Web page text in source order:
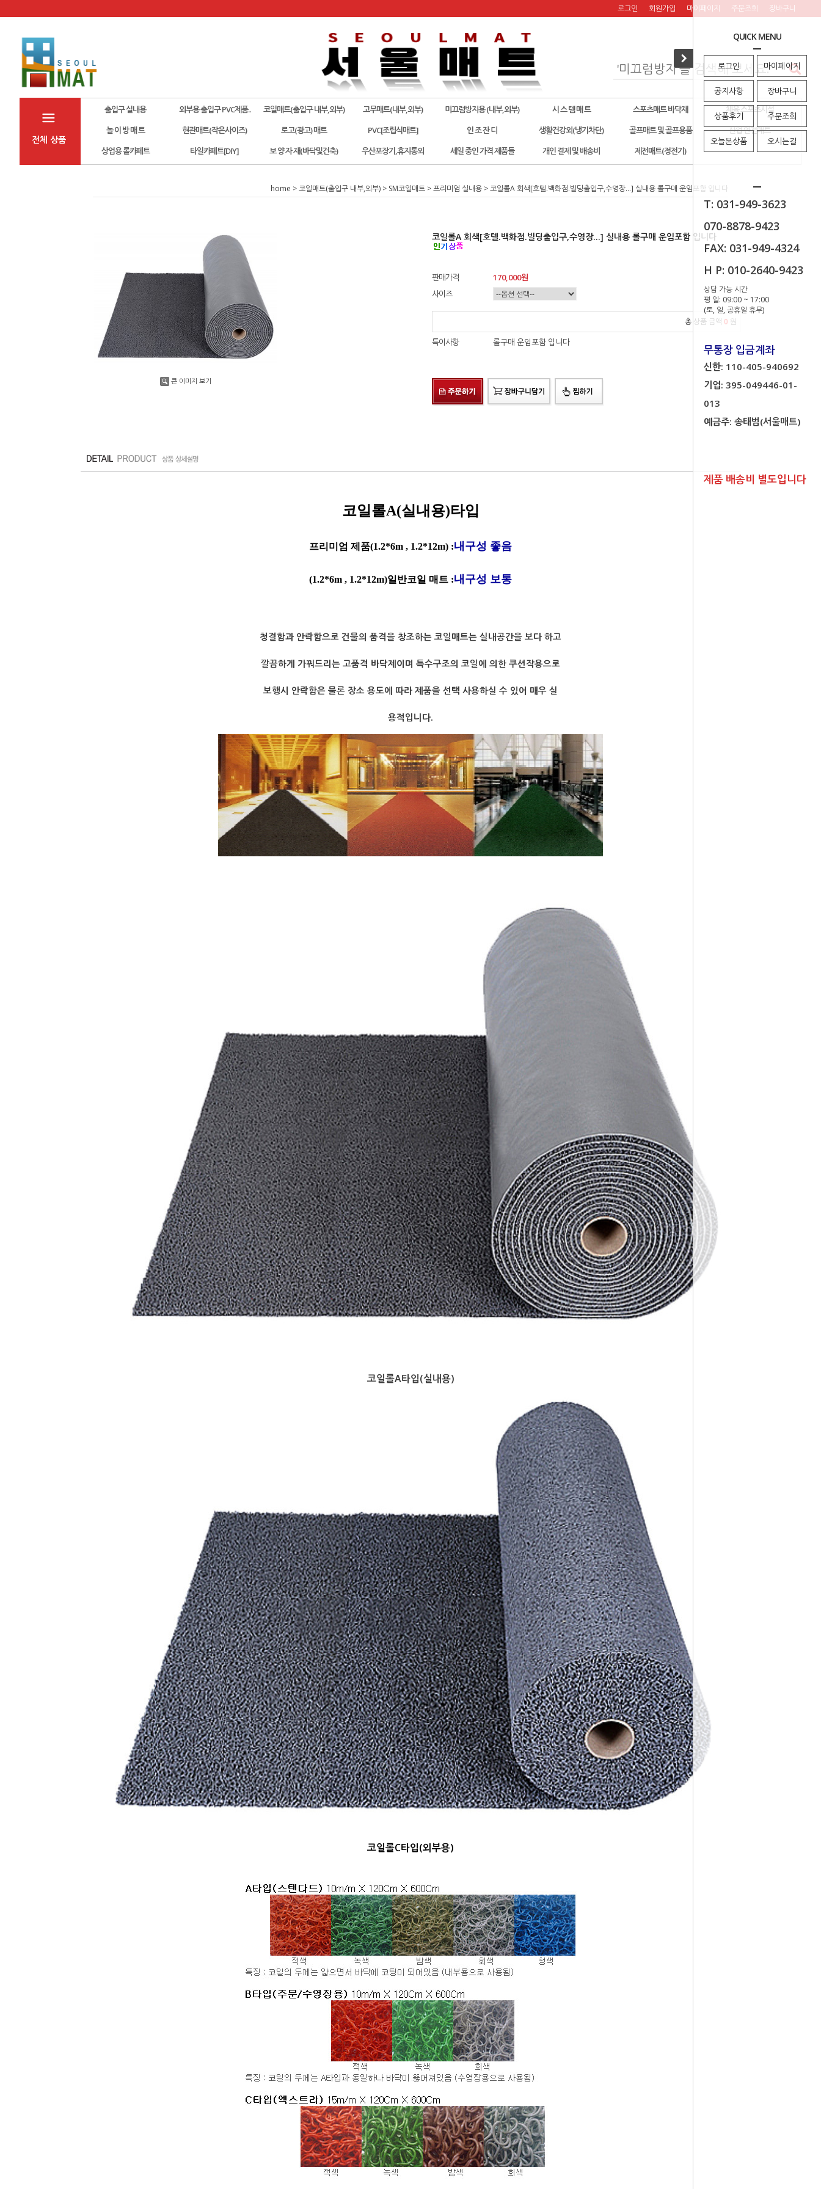
QUICK MENU
로그인 마이페이지
공지사항 장바구니
상품후기 주문조회
오늘본상품 오시는길
T: 031-949-3623
070-8878-9423
FAX: 031-949-4324
H P: 010-2640-9423
상담 가능 시간
평 일: 09:00 ~ 17:00
(토, 일, 공휴일 휴무)
무통장 입금계좌
신한: 110-405-940692
기업: 395-049446-01-
013
예금주: 송태범(서울매트)
제품 배송비 별도입니다
로그인 회원가입 마이페이지 주문조회 장바구니
전체 상품
출입구 실내용 외부용 출입구 PVC제품.. 코일매트(출입구 내부,외부) 고무매트(내부,외부) 미끄럼방지용 (내부,외부) 시 스 템 매 트 스포츠매트 바닥재
체육 스포츠시설
놀 이 방 매 트
현관매트(작은사이즈) 로고(광고) 매트 PVC[조립식매트] 인 조 잔 디 생활건강외(냉기차단) 골프매트 및 골프용품
산업 안전매트
상업용 롤카페트
타일카페트[DIY] 보 양 자 재(바닥및건축) 우산포장기,휴지통외 세일 중인 가격 제품들 개인 결제 및 배송비 제전매트(정전기)
home >코일매트(출입구 내부,외부) > SM코일매트 >프리미엄 실내용 > 코일롤A 회색[호텔.백화점.빌딩출입구,수영장...] 실내용 롤구매 운임포함 입니다
큰 이미지 보기
코일롤A 회색[호텔.백화점.빌딩출입구,수영장...] 실내용 롤구매 운임포함 입니다
판매가격 170,000원
사이즈
총 상품 금액 0 원
특이사항 롤구매 운임포함 입니다
코일롤A(실내용)타입
프리미엄 제품(1.2*6m , 1.2*12m) :내구성 좋음
(1.2*6m , 1.2*12m)일반코일 매트 :내구성 보통
청결함과 안락함으로 건물의 품격을 창조하는 코일매트는 실내공간을 보다 하고
깔끔하게 가꿔드리는 고품격 바닥제이며 특수구조의 코일에 의한 쿠션작용으로
보행시 안락함은 물론 장소 용도에 따라 제품을 선택 사용하실 수 있어 매우 실
용적입니다.
코일롤A타입(실내용)
코일롤C타입(외부용)